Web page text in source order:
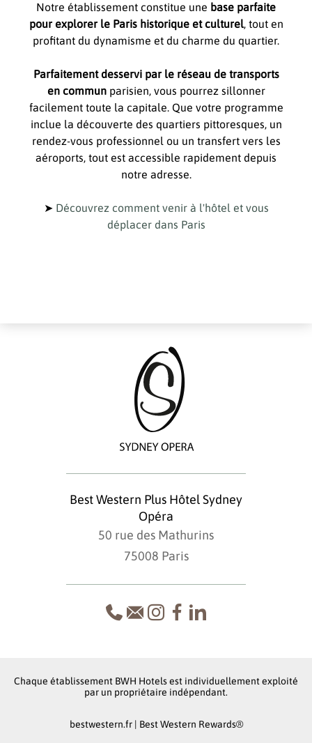
Notre établissement constitue une base parfaite
pour explorer le Paris historique et culturel, tout en
profitant du dynamisme et du charme du quartier.
Parfaitement desservi par le réseau de transports
en communparisien, vous pourrez sillonner
facilement toute la capitale. Que votre programme
inclue la découverte des quartiers pittoresques, un
rendez-vous professionnel ou un transfert vers les
aéroports, tout est accessible rapidement depuis
notre adresse.
➤ Découvrez comment venir à l'hôtel et vous
déplacer dans Paris
Best Western Plus Hôtel Sydney
Opéra
50 rue des Mathurins
75008 Paris
Chaque établissement BWH Hotels est individuellement exploité
par un propriétaire indépendant.
bestwestern.fr| Best Western Rewards®